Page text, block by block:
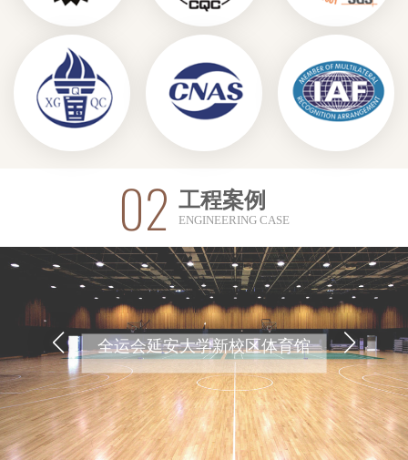
02 工程案例
ENGINEERING CASE
全运会延安大学新校区体育馆